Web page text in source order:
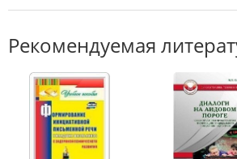
Рекомендуемая